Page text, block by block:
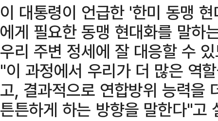
이 대통령이 언급한 '한미 동맹
에게 필요한 동맹 현대화를 말하
우리 주변 정세에 잘 대응할 수
"이 과정에서 우리가 더 많은 역
고, 결과적으로 연합방위 능력을
튼튼하게 하는 방향을 말한다"고